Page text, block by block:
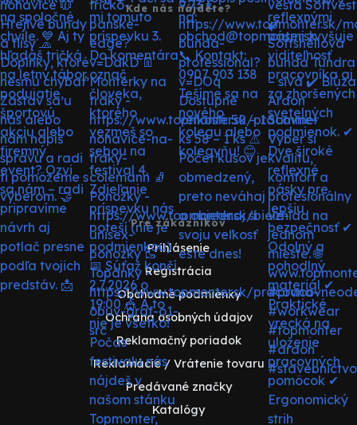
Kde nás nájdete?
Pre zákazníkov
Prihlásenie
Registrácia
Obchodné podmienky
Ochrana osobných údajov
Reklamačný poriadok
Reklamácie / Vrátenie tovaru
Predávané značky
Katalógy